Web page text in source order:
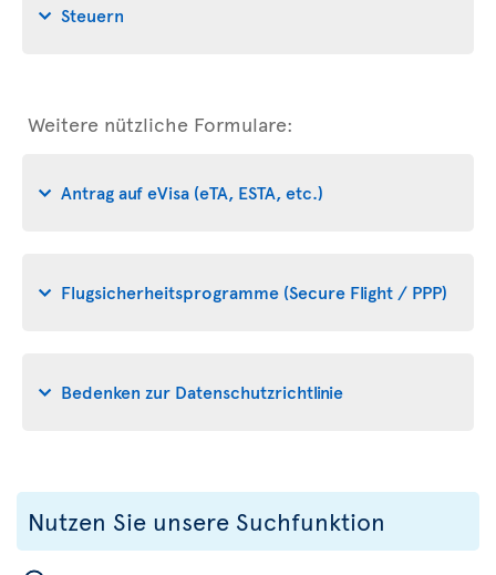
Steuern
Weitere nützliche Formulare:
Antrag auf eVisa (eTA, ESTA, etc.)
Flugsicherheitsprogramme (Secure Flight / PPP)
Bedenken zur Datenschutzrichtlinie
Nutzen Sie unsere Suchfunktion